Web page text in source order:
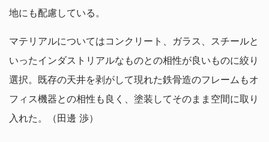
地にも配慮している。
マテリアルについてはコンクリート、ガラス、スチールと
いったインダストリアルなものとの相性が良いものに絞り
選択。既存の天井を剥がして現れた鉄骨造のフレームもオ
フィス機器との相性も良く、塗装してそのまま空間に取り
入れた。（田邊 渉）